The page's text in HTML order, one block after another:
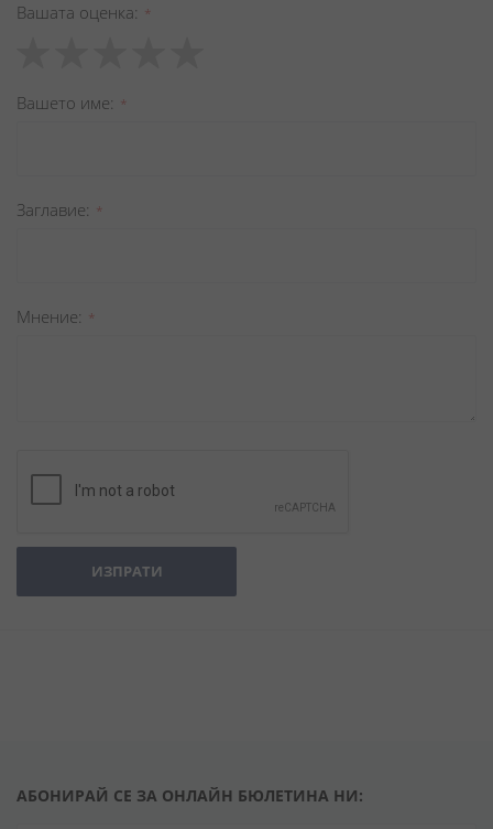
Вашата оценка
star
stars
stars
stars
stars
Вашето име
Заглавиe
Мнение
ИЗПРАТИ
АБОНИРАЙ СЕ ЗА ОНЛАЙН БЮЛЕТИНА НИ: